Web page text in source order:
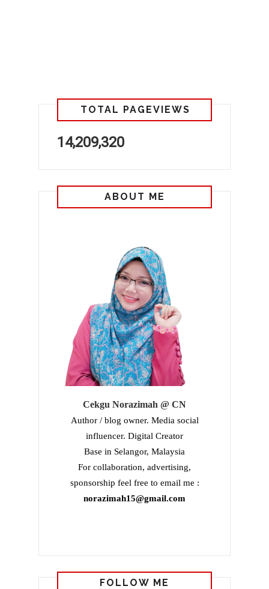
TOTAL PAGEVIEWS
14,209,320
ABOUT ME
Cekgu Norazimah @ CN
Author / blog owner. Media social
influencer. Digital Creator
Base in Selangor, Malaysia
For collaboration, advertising,
sponsorship feel free to email me :
norazimah15@gmail.com
FOLLOW ME